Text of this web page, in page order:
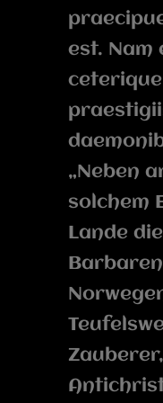
est. Nam
„Neben
solchem
Lande